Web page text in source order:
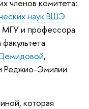
членов комитета:
наук ВШЭ
МГУ и профессора
,
Реджио-Эмилии
которая